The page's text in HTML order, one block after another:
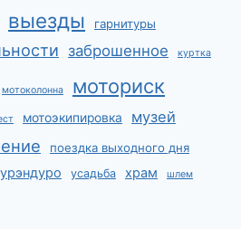
выезды гарнитуры
заброшенное куртка
мотоколонна моториск
мотоэкипировка музей
поездка выходного дня
усадьба храм шлем